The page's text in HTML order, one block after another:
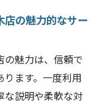
店の魅力的なサー
の魅力は、信頼で
ます。一度利用
な説明や柔軟な対